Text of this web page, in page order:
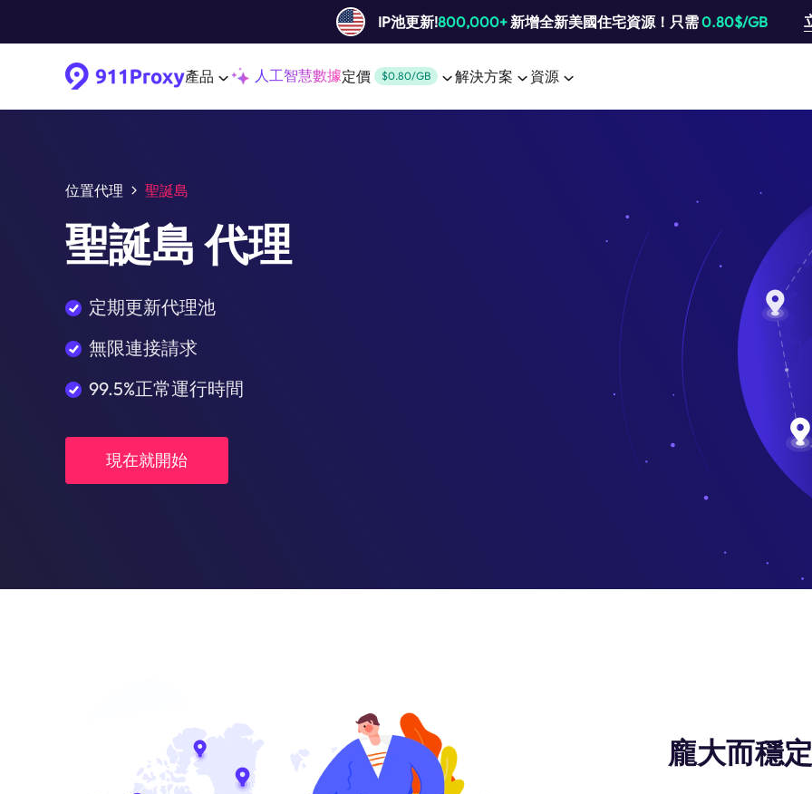
IP池更新!800,000+新增全新美國住宅資源！只需0.80$/GB
產品 人工智慧數據定價 $0.80/GB 解決方案 資源
位置代理 聖誕島
聖誕島 代理
定期更新代理池
無限連接請求
99.5%正常運行時間
現在就開始
龐大而穩